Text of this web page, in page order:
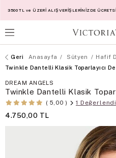
3500 TL ve ÜZERİ ALIŞVERİŞLERİNİZDE
Anasayfa Sütyen
Hafif
Twinkle Dantelli Klasik Toparlayıcı
DREAM ANGELS
Twinkle Dantelli Klasik
5,00 1
4.750,00 TL